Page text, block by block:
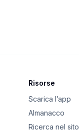
Risorse
Scarica l’app
Almanacco
Ricerca nel sito